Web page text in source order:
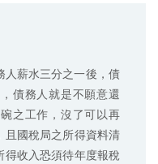
債務人就是不願意還
之工作，沒了可以再
國稅局之所得資料清
收入恐須待年度報稅